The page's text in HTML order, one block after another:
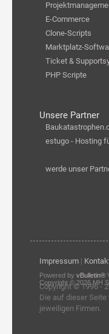
E-Commerce
Clone-Scripts
Marktplatz-
Ticket &
PHP Scripte
Unsere Partner
estugo - Hosting
werde unser
Impressum|
Copyright © 1996 -
Die auf dieser
jeweiligen Firmen.
Powered by vBulletin®
Copyright © 2026 MH